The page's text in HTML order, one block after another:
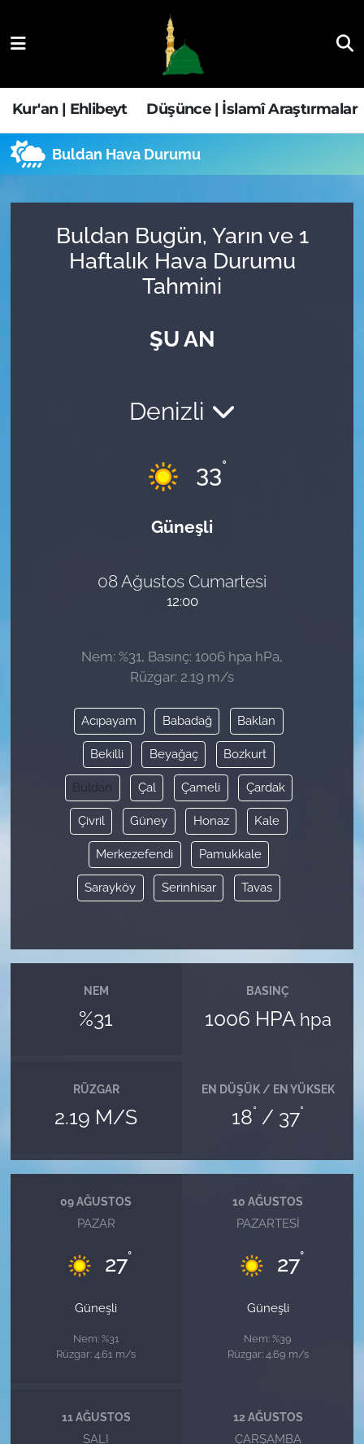
Kur'an | Ehlibeyt Düşünce | İslamî Araştırmalar
Buldan Hava Durumu
Buldan Bugün, Yarın ve 1
Haftalık Hava Durumu
Tahmini
ŞU AN
Denizli
33°
Güneşli
08 Ağustos Cumartesi
12:00
Nem: %31, Basınç: 1006 hpa hPa,
Rüzgar: 2.19 m/s
Acıpayam Babadağ Baklan
Bekilli Beyağaç Bozkurt
Buldan Çal Çameli Çardak
Çivril Güney Honaz Kale
Merkezefendi Pamukkale
Sarayköy Serinhisar Tavas
NEM
%31
BASINÇ
1006 HPA hpa
RÜZGAR
2.19 M/S
EN DÜŞÜK / EN YÜKSEK
18° / 37°
09 AĞUSTOS
PAZAR
27°
Güneşli
Nem: %31
Rüzgar: 4.61 m/s
10 AĞUSTOS
PAZARTESI
27°
Güneşli
Nem: %39
Rüzgar: 4.69 m/s
11 AĞUSTOS
SALI
12 AĞUSTOS
ÇARŞAMBA
Düşünce | İslamî Araştırmalar
Ehla-Der Haber
Fıkıh | Ahkam
Hava Durumu
Trafik Durumu
Tüm Manşetler
Son Dakika Haberleri